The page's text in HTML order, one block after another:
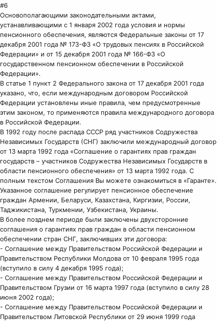
#6
Основополагающими законодательными актами,
устанавливающими с 1 января 2002 года условия и нормы
пенсионного обеспечения, являются Федеральные законы от 17
декабря 2001 года № 173-ФЗ «О трудовых пенсиях в Российской
Федерации» и от 15 декабря 2001 года № 166-ФЗ «О
государственном пенсионном обеспечении в Российской
Федерации».
В статье 1 пункт 2 Федерального закона от 17 декабря 2001 года
указано, что, если международным договором Российской
Федерации установлены иные правила, чем предусмотренные
этим законом, то применяются правила международного договора
в Российской Федерации.
В 1992 году после распада СССР ряд участников Содружества
Независимых Государств (СНГ) заключили международный договор
от 13 марта 1992 года «Соглашение о гарантиях прав граждан
государств – участников Содружества Независимых Государств в
области пенсионного обеспечения» от 13 марта 1992 года. С
полным текстом Соглашения Вы можете ознакомиться в «Гаранте».
Указанное соглашение регулирует пенсионное обеспечение
граждан Армении, Беларуси, Казахстана, Киргизии, России,
Таджикистана, Туркмении, Узбекистана, Украины.
В более позднем периоде были заключены двухсторонние
соглашения о гарантиях прав граждан в области пенсионном
обеспечении стран СНГ, заключивших эти договора:
- Соглашение между Правительством Российской Федерации и
Правительством Республики Молдова от 10 февраля 1995 года
(вступило в силу 4 декабря 1995 года);
- Соглашение между Правительством Российской Федерации и
Правительством Грузии от 16 марта 1997 года (вступило в силу 28
июня 2002 года);
- Соглашение между Правительством Российской Федерации и
Правительством Литовской Республики от 29 июня 1999 года